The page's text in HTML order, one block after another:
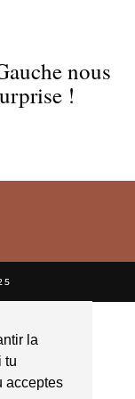
la
tu
acceptes
nous
!